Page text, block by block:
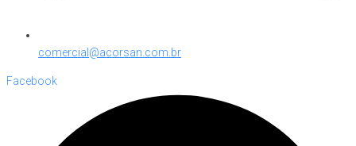
comercial@acorsan.com.br
Facebook